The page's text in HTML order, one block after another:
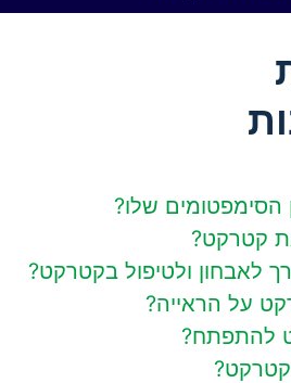
שלו?
קטרקט?
לאבחון ולטיפול בקטרקט?
על הראייה?
להתפתח?
קטרקט?